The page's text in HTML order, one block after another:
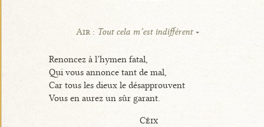
Air : Tout cela m’est indifférent
Renoncez à l’hymen fatal,
Qui vous annonce tant de mal,
Car tous les dieux le désapprouvent
Vous en aurez un sûr garant.
Céix